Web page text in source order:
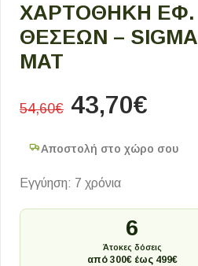
ΧΑΡΤΟΘΗΚΗ ΕΦ.
ΘΕΣΕΩΝ –
ΜΑΤ
54,60€ 43,70€
Αποστολή στο χώρο σου
Εγγύηση: 7 χρόνια
6
Άτοκες δόσεις
από 300€ έως 499€